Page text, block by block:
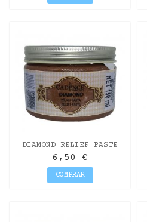
DIAMOND RELIEF PASTE
BROWN 150ML
6,50 €
COMPRAR